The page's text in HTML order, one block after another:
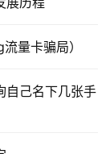
量卡骗局）
自己名下几张手